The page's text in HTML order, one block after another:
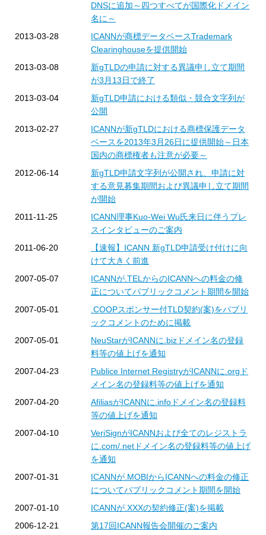
DNSに追加～四つすべてが国際化ドメイン
名に～
2013-03-28
ICANNが商標データベースTrademark
Clearinghouseを提供開始
2013-03-08
新gTLDの申請に対する異議申し立て期間
が3月13日で終了
2013-03-04
新gTLD申請における類似・競合文字列が
公開
2013-02-27
ICANNが新gTLDにおける商標保護データ
ベースを2013年3月26日に提供開始～日本
国内の商標権者も注意が必要～
2012-06-14
新gTLD申請文字列が公開され、申請に対
する意見募集期間および異議申し立て期間
が開始
2011-11-25
ICANN理事Kuo-Wei Wu氏来日に伴うプレ
スインタビューのご案内
2011-06-20
【速報】ICANN 新gTLD申請受け付けに向
けて大きく前進
2007-05-07
ICANNが.TELからのICANNへの料金の修
正についてパブリックコメント期間を開始
2007-05-01
.COOPスポンサー付TLD契約(案)をパブリ
ックコメントのために掲載
2007-05-01
NeuStarがICANNに.bizドメイン名の登録
料等の値上げを通知
2007-04-23
Publice Internet RegistryがICANNに.orgド
メイン名の登録料等の値上げを通知
2007-04-20
AfiliasがICANNに.infoドメイン名の登録料
等の値上げを通知
2007-04-10
VeriSignがICANNおよび全てのレジストラ
に.com/.netドメイン名の登録料等の値上げ
を通知
2007-01-31
ICANNが.MOBIからICANNへの料金の修正
についてパブリックコメント期間を開始
2007-01-10
ICANNが.XXXの契約修正(案)を掲載
2006-12-21
第17回ICANN報告会開催のご案内